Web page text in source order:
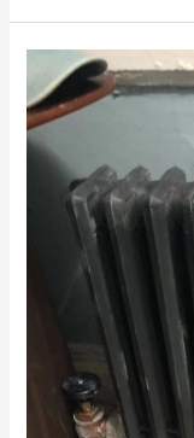
约
法